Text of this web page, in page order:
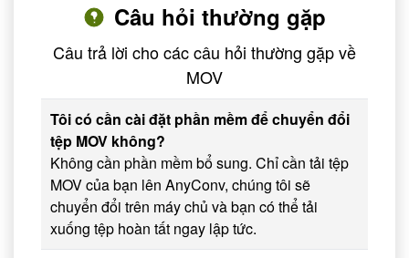
Câu hỏi thường gặp
Câu trả lời cho các câu hỏi thường gặp về
MOV
Tôi có cần cài đặt phần mềm để chuyển đổi
tệp MOV không?
Không cần phần mềm bổ sung. Chỉ cần tải tệp
MOV của bạn lên AnyConv, chúng tôi sẽ
chuyển đổi trên máy chủ và bạn có thể tải
xuống tệp hoàn tất ngay lập tức.